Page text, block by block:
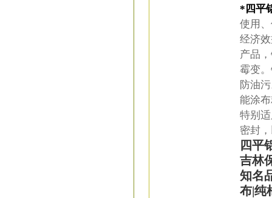
* 四平
使用
经济
产品
霉变
防油
能涂
特别
密封
四平
吉林
知名
布|纯